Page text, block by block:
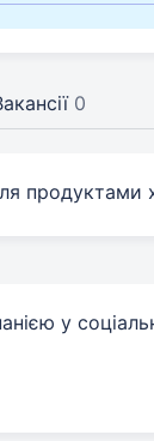
0
продуктами
у
link